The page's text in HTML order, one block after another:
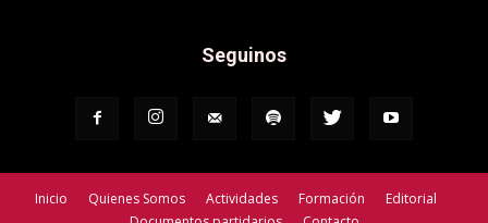
Seguinos
Inicio Quienes Somos Actividades Formación
Editorial